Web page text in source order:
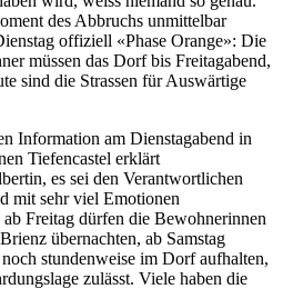
des Abbruchs unmittelbar
offiziell «Phase Orange»: Die
müssen das Dorf bis Freitagabend,
sind die Strassen für Auswärtige
Information am Dienstagabend in
Tiefencastel erklärt
es sei den Verantwortlichen
mit sehr viel Emotionen
Freitag dürfen die Bewohnerinnen
übernachten, ab Samstag
stundenweise im Dorf aufhalten,
zulässt. Viele haben die